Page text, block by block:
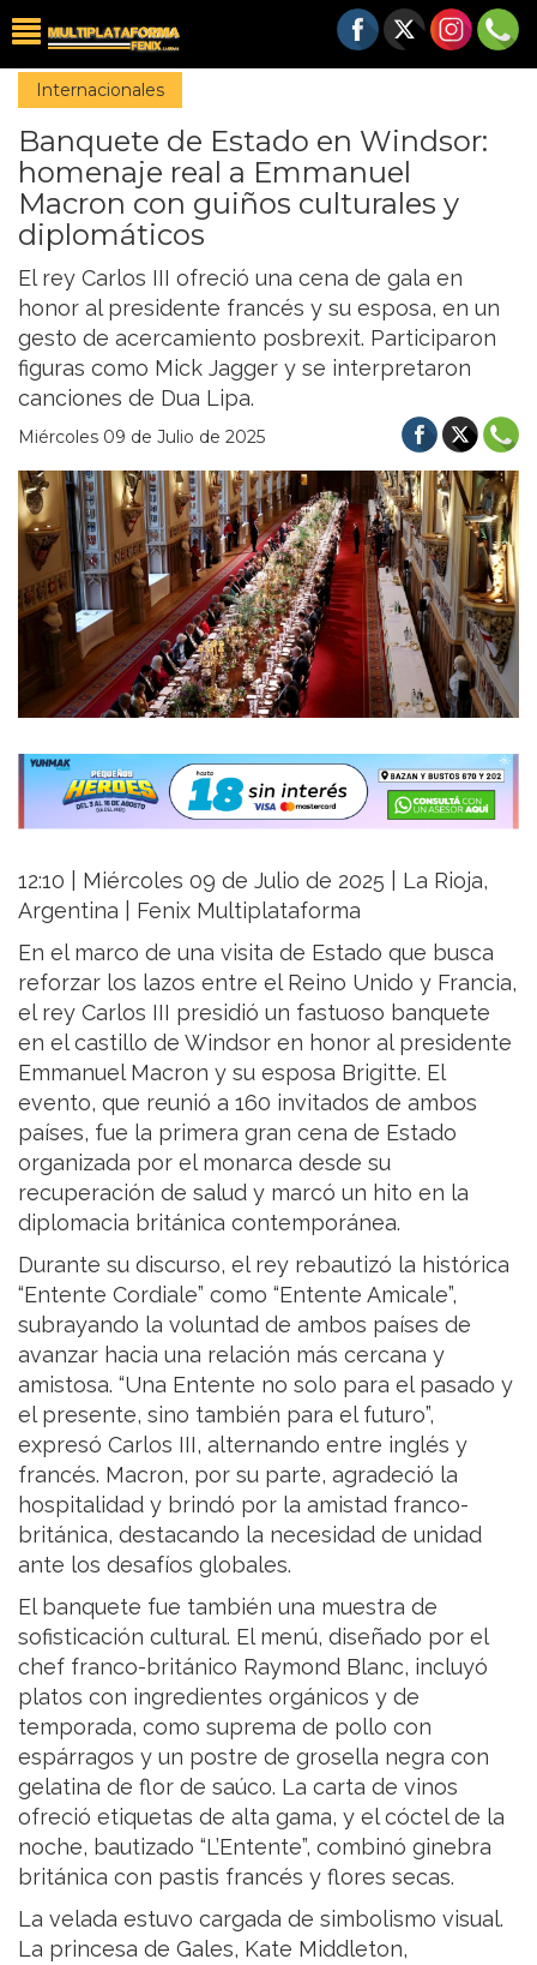
Internacionales
Banquete de Estado en Windsor:
homenaje real a Emmanuel
Macron con guiños culturales y
diplomáticos
El rey Carlos III ofreció una cena de gala en
honor al presidente francés y su esposa, en un
gesto de acercamiento posbrexit. Participaron
figuras como Mick Jagger y se interpretaron
canciones de Dua Lipa.
Miércoles 09 de Julio de 2025
12:10 | Miércoles 09 de Julio de 2025 | La Rioja,
Argentina | Fenix Multiplataforma
En el marco de una visita de Estado que busca
reforzar los lazos entre el Reino Unido y Francia,
el rey Carlos III presidió un fastuoso banquete
en el castillo de Windsor en honor al presidente
Emmanuel Macron y su esposa Brigitte. El
evento, que reunió a 160 invitados de ambos
países, fue la primera gran cena de Estado
organizada por el monarca desde su
recuperación de salud y marcó un hito en la
diplomacia británica contemporánea.
Durante su discurso, el rey rebautizó la histórica
“Entente Cordiale” como “Entente Amicale”,
subrayando la voluntad de ambos países de
avanzar hacia una relación más cercana y
amistosa. “Una Entente no solo para el pasado y
el presente, sino también para el futuro”,
expresó Carlos III, alternando entre inglés y
francés. Macron, por su parte, agradeció la
hospitalidad y brindó por la amistad franco-
británica, destacando la necesidad de unidad
ante los desafíos globales.
El banquete fue también una muestra de
sofisticación cultural. El menú, diseñado por el
chef franco-británico Raymond Blanc, incluyó
platos con ingredientes orgánicos y de
temporada, como suprema de pollo con
espárragos y un postre de grosella negra con
gelatina de flor de saúco. La carta de vinos
ofreció etiquetas de alta gama, y el cóctel de la
noche, bautizado “L’Entente”, combinó ginebra
británica con pastis francés y flores secas.
La velada estuvo cargada de simbolismo visual.
La princesa de Gales, Kate Middleton,